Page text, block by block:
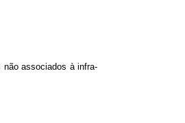
não associados à infra-